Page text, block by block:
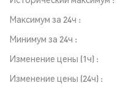
Максимум за 24ч
Минимум за 24ч
Изменение цены (1ч)
Изменение цены (24ч)